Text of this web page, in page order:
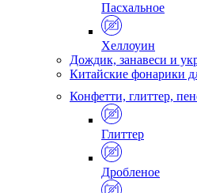
Пасхальное
Хеллоуин
Дождик, занавеси и
Китайские фонарики
Конфетти, глиттер,
Глиттер
Дробленое